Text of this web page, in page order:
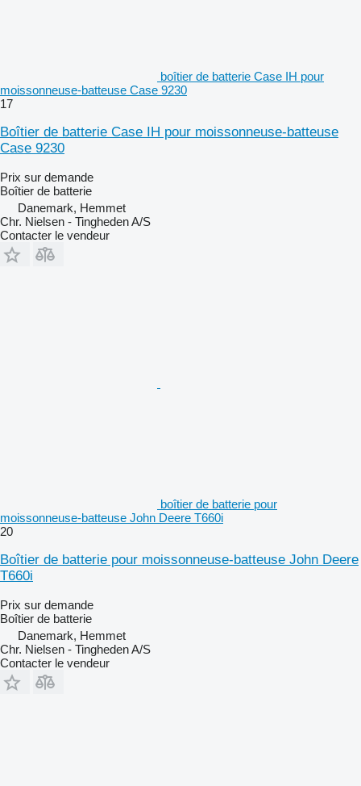
boîtier de batterie Case IH pour
moissonneuse-batteuse Case 9230
17
Boîtier de batterie Case IH pour moissonneuse-batteuse
Case 9230
Prix sur demande
Boîtier de batterie
Danemark, Hemmet
Chr. Nielsen - Tingheden A/S
Contacter le vendeur
boîtier de batterie pour
moissonneuse-batteuse John Deere T660i
20
Boîtier de batterie pour moissonneuse-batteuse John Deere
T660i
Prix sur demande
Boîtier de batterie
Danemark, Hemmet
Chr. Nielsen - Tingheden A/S
Contacter le vendeur